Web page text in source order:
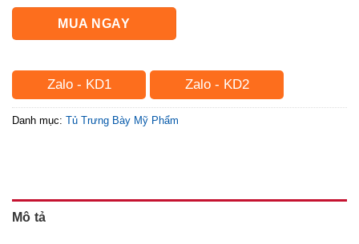
MUA NGAY
Zalo - KD1 Zalo - KD2
Danh mục: Tủ Trưng Bày Mỹ Phẩm
Mô tả